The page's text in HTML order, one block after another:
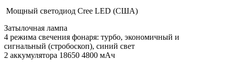
Мощный светодиод Cree LED (США)
Затылочная лампа
4 режима свечения фонаря: турбо, экономичный и
сигнальный (стробоскоп), синий свет
2 аккумулятора 18650 4800 мАч